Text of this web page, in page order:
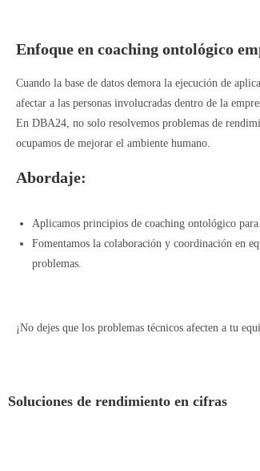
Enfoque en coaching ontológico
Cuando la base de datos demora la ejecución de
afectar a las personas involucradas dentro de la
En DBA24, no solo resolvemos problemas de
ocupamos de mejorar el ambiente humano.
Abordaje:
Aplicamos principios de coaching ontológico
Fomentamos la colaboración y coordinación en
problemas.
¡No dejes que los problemas técnicos afecten a tu
Soluciones de rendimiento en cifras